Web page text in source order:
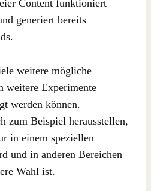
Content funktioniert
generiert bereits
weitere mögliche
weitere Experimente
werden können.
zum Beispiel herausstellen,
in einem speziellen
und in anderen Bereichen
Wahl ist.